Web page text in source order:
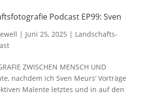
Podcast EP99: Sven
| Juni 25, 2025 | Landschafts­
ZWISCHEN MENSCH UND
nachdem ich Sven Meurs‘ Vorträge
Malente letztes und in auf den